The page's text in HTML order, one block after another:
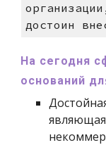
достоин
На сегодня
оснований